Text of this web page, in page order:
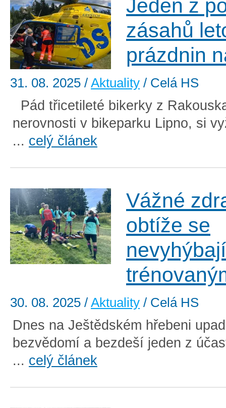
Jeden z
zásahů
prázdnin
31. 08. 2025 / Aktuality / Celá HS
Pád třicetileté bikerky z
nerovnosti v bikeparku Lipno, si
... celý článek
Vážné
obtíže se
30. 08. 2025 / Aktuality / Celá HS
Dnes na Ještědském hřebeni
bezvědomí a bezdeší jeden z
... celý článek